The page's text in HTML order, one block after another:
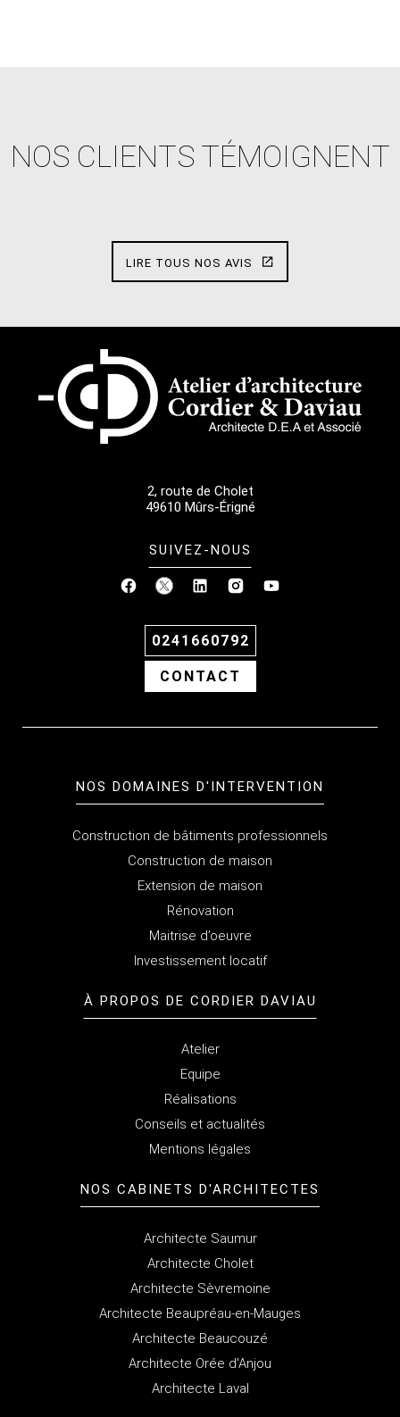
NOS CLIENTS TÉMOIGNENT
LIRE TOUS NOS AVIS
2, route de Cholet
49610 Mûrs-Érigné
SUIVEZ-NOUS
0241660792
CONTACT
NOS DOMAINES D'INTERVENTION
Construction de bâtiments professionnels
Construction de maison
Extension de maison
Rénovation
Maitrise d’oeuvre
Investissement locatif
À PROPOS DE CORDIER DAVIAU
Atelier
Equipe
Réalisations
Conseils et actualités
Mentions légales
NOS CABINETS D'ARCHITECTES
Architecte Saumur
Architecte Cholet
Architecte Sèvremoine
Architecte Beaupréau-en-Mauges
Architecte Beaucouzé
Architecte Orée d'Anjou
Architecte Laval